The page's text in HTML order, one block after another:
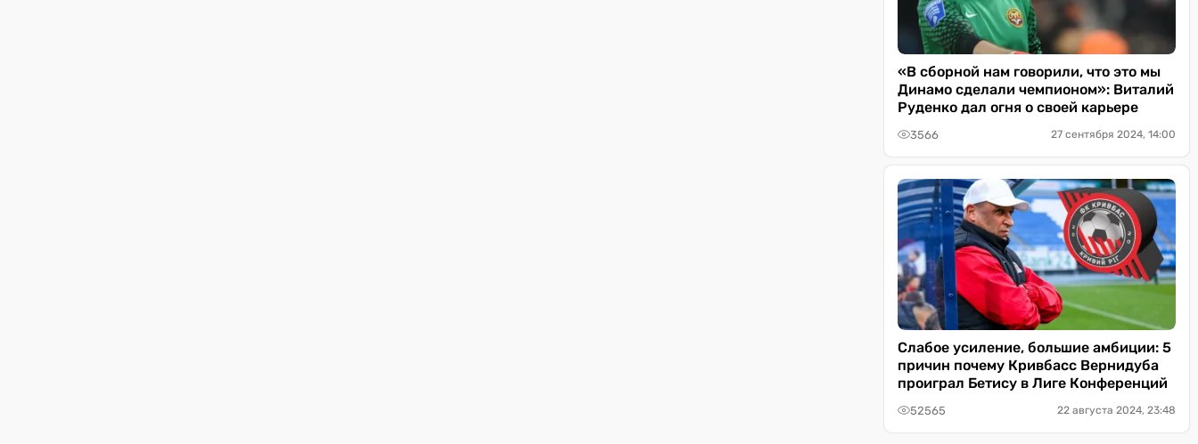
«В сборной нам говорили, что это мы
Динамо сделали чемпионом»: Виталий
Руденко дал огня о своей карьере
3566 27 сентября 2024, 14:00
Слабое усиление, большие амбиции: 5
причин почему Кривбасс Вернидуба
проиграл Бетису в Лиге Конференций
52565 22 августа 2024, 23:48